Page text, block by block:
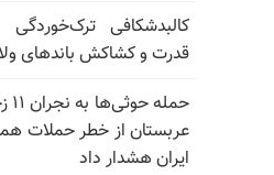
کالبدشکافی
قدرت و کشاکش باندهای
عربستان از خطر حملات
ایران هشدار داد